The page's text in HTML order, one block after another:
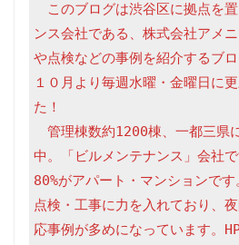
このブログは渋谷区に拠点を
ンス会社である、株式会社アメ
や点検などの事例を紹介するブ
１０月より毎週水曜・金曜日に
た！
管理棟数約1200棟、一都三県
中。「ビルメンテナンス」会社
80%がアパート・マンションで
点検・工事に力を入れており、
応事例が多めになっています。